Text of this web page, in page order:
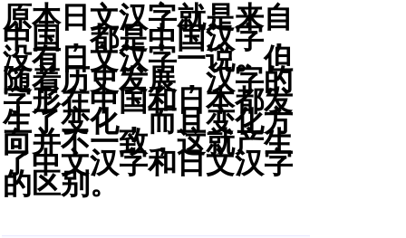
原本日文汉字就是来自
中国，都是中国汉字，
没有日文汉字一说。但
随着历史发展，汉字的
字形在中国和日本都发
生了变化，而且变化方
向并不一致，这就产生
了中文汉字和日文汉字
的区别。